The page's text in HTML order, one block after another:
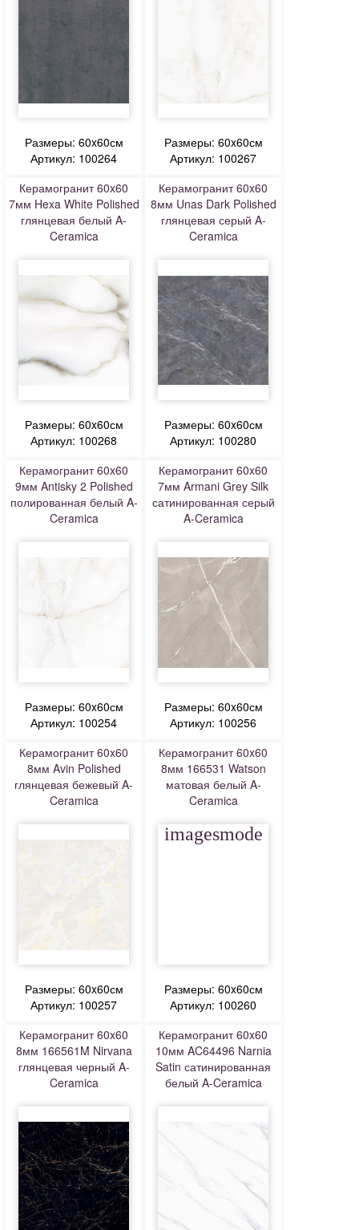
Размеры: 60x60см
Артикул: 100264
Размеры: 60x60см
Артикул: 100267
Керамогранит 60x60
7мм Hexa White Polished
глянцевая белый A-
Ceramica
Размеры: 60x60см
Артикул: 100268
Керамогранит 60x60
8мм Unas Dark Polished
глянцевая серый A-
Ceramica
Размеры: 60x60см
Артикул: 100280
Керамогранит 60x60
9мм Antisky 2 Polished
полированная белый A-
Ceramica
Размеры: 60x60см
Артикул: 100254
Керамогранит 60x60
7мм Armani Grey Silk
сатинированная серый
A-Ceramica
Размеры: 60x60см
Артикул: 100256
Керамогранит 60x60
8мм Avin Polished
глянцевая бежевый A-
Ceramica
Размеры: 60x60см
Артикул: 100257
Керамогранит 60x60
8мм 166531 Watson
матовая белый A-
Ceramica
imagesmode
Размеры: 60x60см
Артикул: 100260
Керамогранит 60x60
8мм 166561M Nirvana
глянцевая черный A-
Ceramica
Керамогранит 60x60
10мм AC64496 Narnia
Satin сатинированная
белый A-Ceramica